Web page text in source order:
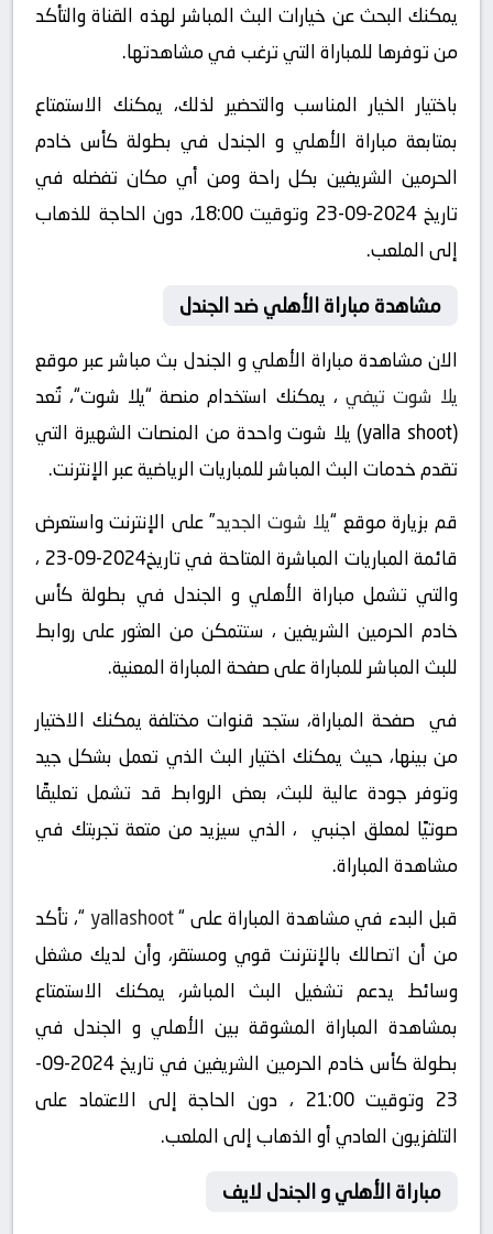
يمكنك البحث عن خيارات البث المباشر لهذه القناة والتأكد
من توفرها للمباراة التي ترغب في مشاهدتها.
باختيار الخيار المناسب والتحضير لذلك، يمكنك الاستمتاع
بمتابعة مباراة الأهلي و الجندل في بطولة كأس خادم
الحرمين الشريفين بكل راحة ومن أي مكان تفضله في
تاريخ 2024-09-23 وتوقيت 18:00، دون الحاجة للذهاب
إلى الملعب.
مشاهدة مباراة الأهلي ضد الجندل
الان مشاهدة مباراة الأهلي و الجندل بث مباشر عبر موقع
يلا شوت تيفي ، يمكنك استخدام منصة “يلا شوت“، تُعد
(yalla shoot) يلا شوت واحدة من المنصات الشهيرة التي
تقدم خدمات البث المباشر للمباريات الرياضية عبر الإنترنت.
قم بزيارة موقع “يلا شوت الجديد” على الإنترنت واستعرض
قائمة المباريات المباشرة المتاحة في تاريخ2024-09-23 ،
والتي تشمل مباراة الأهلي و الجندل في بطولة كأس
خادم الحرمين الشريفين ، ستتمكن من العثور على روابط
للبث المباشر للمباراة على صفحة المباراة المعنية.
في صفحة المباراة، ستجد قنوات مختلفة يمكنك الاختيار
من بينها، حيث يمكنك اختيار البث الذي تعمل بشكل جيد
وتوفر جودة عالية للبث، بعض الروابط قد تشمل تعليقًا
صوتيًا لمعلق اجنبي ، الذي سيزيد من متعة تجربتك في
مشاهدة المباراة.
قبل البدء في مشاهدة المباراة على “yallashoot
“، تأكد
من أن اتصالك بالإنترنت قوي ومستقر، وأن لديك مشغل
وسائط يدعم تشغيل البث المباشر، يمكنك الاستمتاع
بمشاهدة المباراة المشوقة بين الأهلي و الجندل في
بطولة كأس خادم الحرمين الشريفين في تاريخ 2024-09-
23 وتوقيت 21:00 ، دون الحاجة إلى الاعتماد على
التلفزيون العادي أو الذهاب إلى الملعب.
مباراة الأهلي و الجندل لايف